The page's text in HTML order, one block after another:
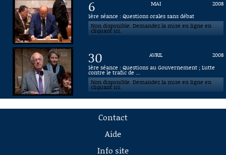
6 MAI
2008
1ère séance : Questions orales sans débat
Non disponible. Demandez la mise en ligne en
cliquant ici.
30 AVRIL
2008
1ère séance : Questions au Gouvernement ; Lutte
contre le trafic de ...
Non disponible. Demandez la mise en ligne en
cliquant ici.
Contact
Aide
Info site